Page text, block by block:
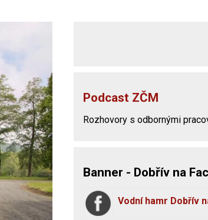
Podcast ZČM
Rozhovory s odbornými
Banner - Dobřív na
Vodní hamr Dobřív